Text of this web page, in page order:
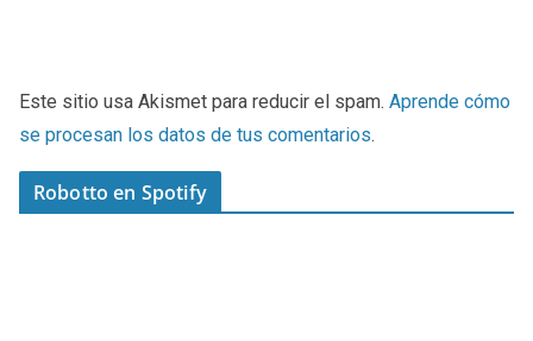
Este sitio usa Akismet para reducir el spam. Aprende cómo
se procesan los datos de tus comentarios.
Robotto en Spotify